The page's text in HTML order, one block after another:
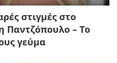
στιγμές στο
Παντζόπουλο – Το
γεύμα